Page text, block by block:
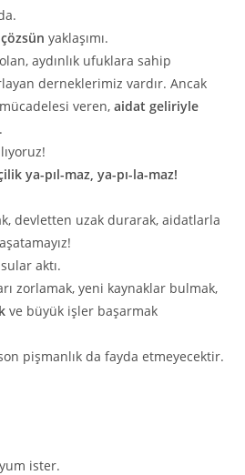
yaklaşımı.
aydınlık ufuklara sahip
derneklerimiz vardır. Ancak
veren,aidat geliriyle
ya-pıl-maz, ya-pı-la-maz!
devletten uzak durarak, aidatlarla
aktı.
zorlamak, yeni kaynaklar bulmak,
ve büyük işler başarmak
pişmanlık da fayda etmeyecektir.
ister.